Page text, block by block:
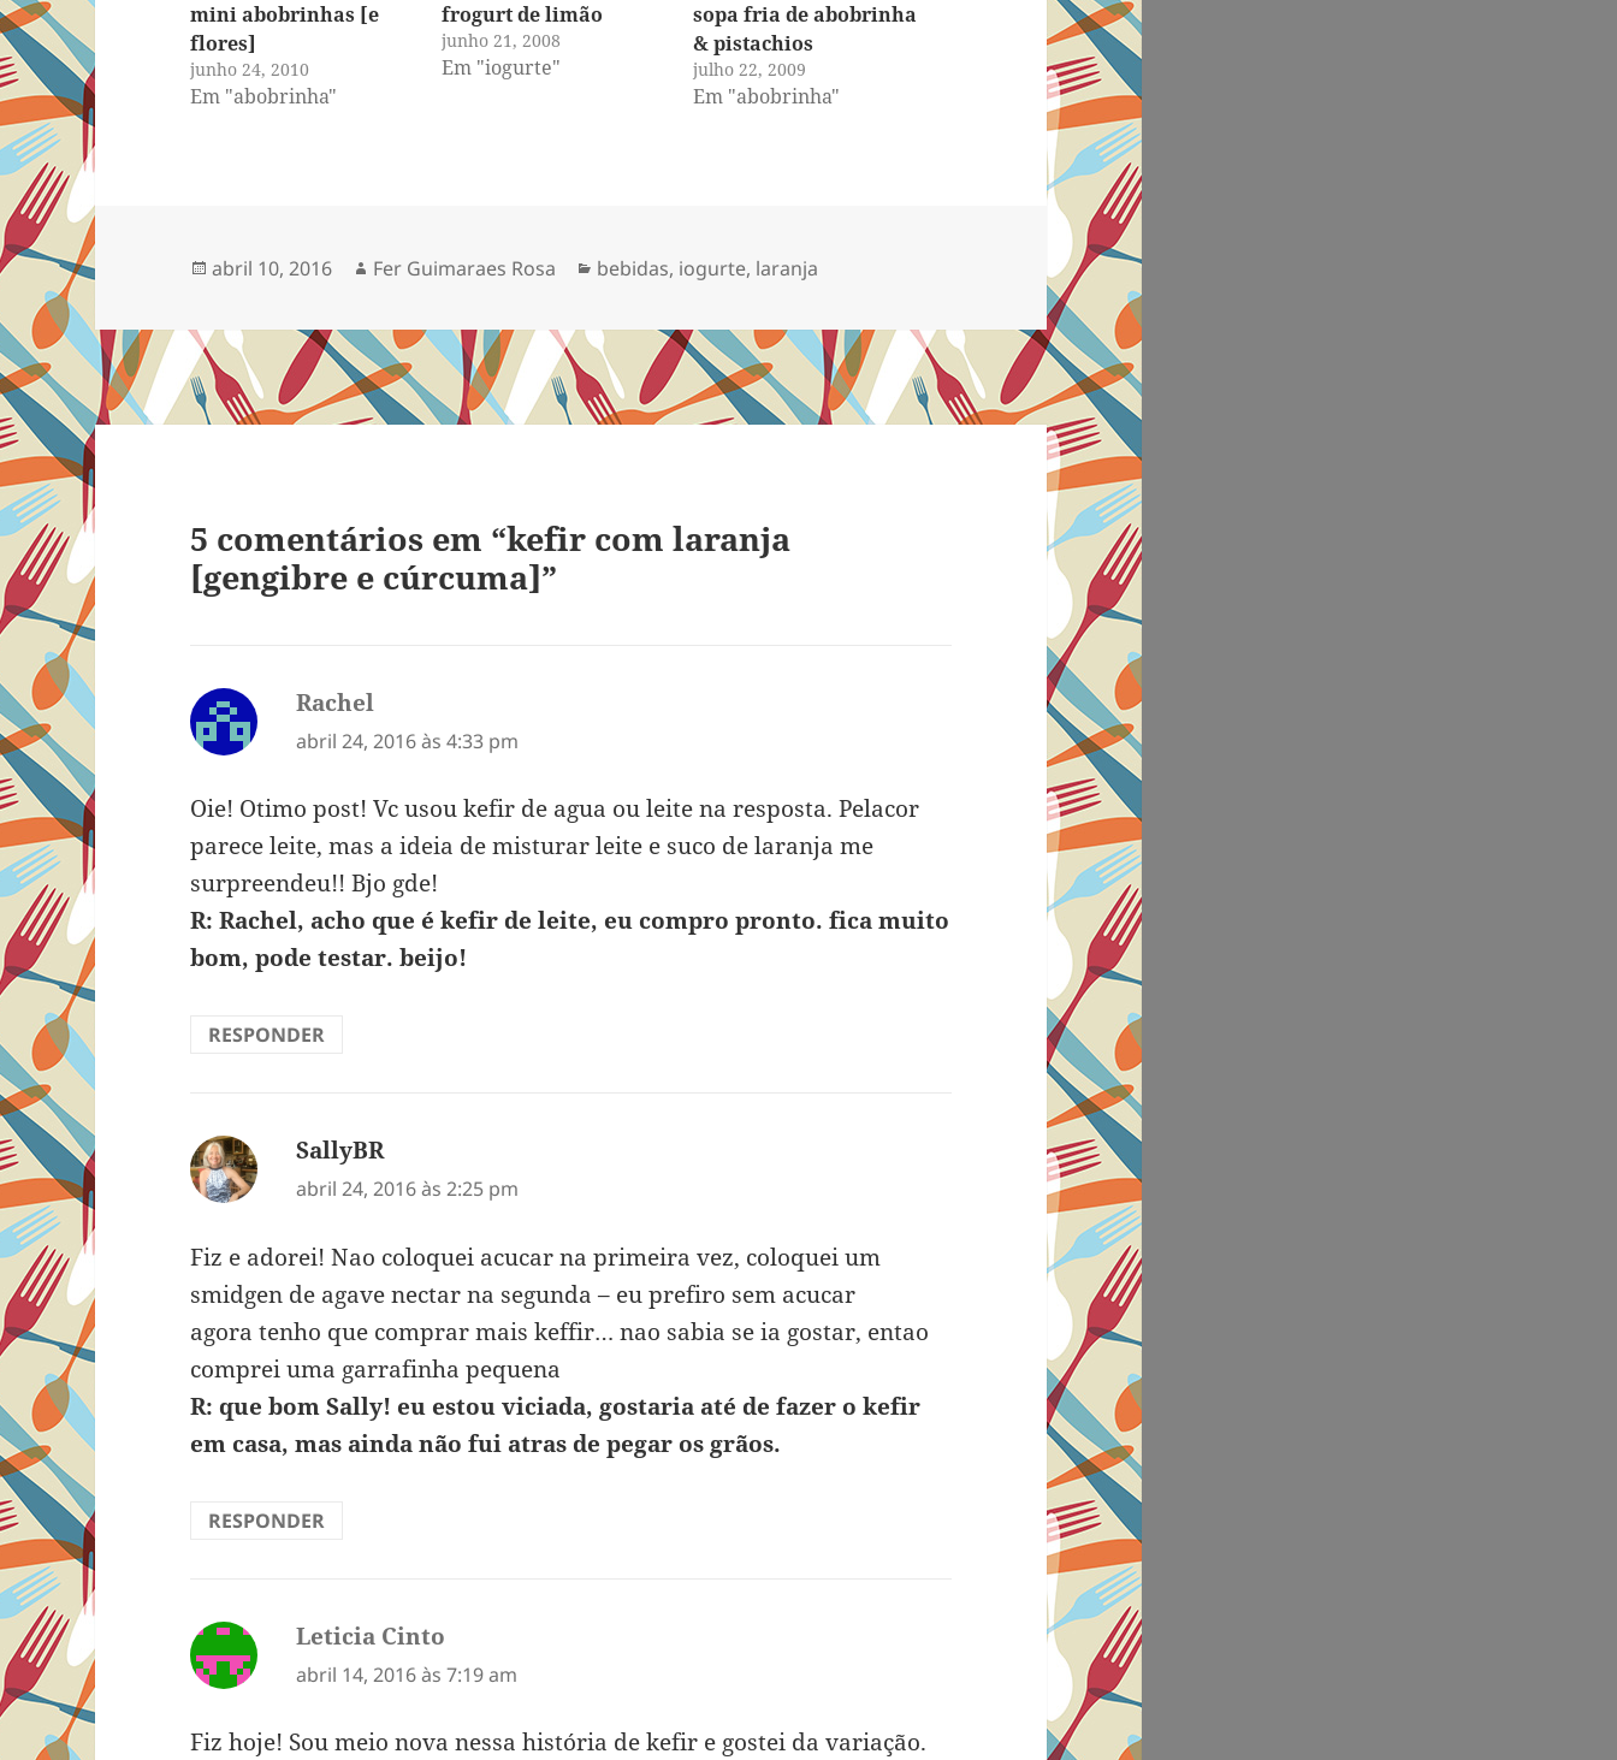
mini abobrinhas [e
flores]
junho 24, 2010
Em "abobrinha"
frogurt de limão
junho 21, 2008
Em "iogurte"
sopa fria de abobrinha
& pistachios
julho 22, 2009
Em "abobrinha"
Publicado
abril 10, 2016 Autor
Fer Guimaraes Rosa Categorias
bebidas, iogurte, laranja
5 comentários em “kefir com laranja
[gengibre e cúrcuma]”
Rachel
abril 24, 2016 às 4:33 pm
Oie! Otimo post! Vc usou kefir de agua ou leite na resposta. Pelacor
parece leite, mas a ideia de misturar leite e suco de laranja me
surpreendeu!! Bjo gde!
R: Rachel, acho que é kefir de leite, eu compro pronto. fica muito
bom, pode testar. beijo!
RESPONDER
SallyBRdisse:
abril 24, 2016 às 2:25 pm
Fiz e adorei! Nao coloquei acucar na primeira vez, coloquei um
smidgen de agave nectar na segunda – eu prefiro sem acucar
agora tenho que comprar mais keffir… nao sabia se ia gostar, entao
comprei uma garrafinha pequena
R: que bom Sally! eu estou viciada, gostaria até de fazer o kefir
em casa, mas ainda não fui atras de pegar os grãos.
RESPONDER
Leticia Cinto
abril 14, 2016 às 7:19 am
Fiz hoje! Sou meio nova nessa história de kefir e gostei da variação.